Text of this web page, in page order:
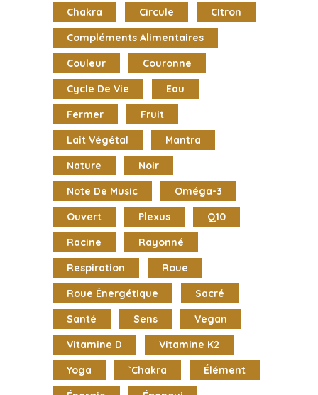
Chakra
Circule
CItron
Compléments Alimentaires
Couleur
Couronne
Cycle De Vie
Eau
Fermer
Fruit
Lait Végétal
Mantra
Nature
Noir
Note De Music
Oméga-3
Ouvert
Plexus
Q10
Racine
Rayonné
Respiration
Roue
Roue Énergétique
Sacré
Santé
Sens
Vegan
Vitamine D
Vitamine K2
Yoga
`chakra
Élément